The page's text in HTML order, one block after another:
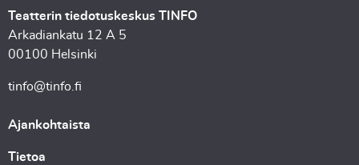
Teatterin tiedotuskeskus TINFO
Arkadiankatu 12 A 5
00100 Helsinki
tinfo@tinfo.fi
Ajankohtaista
Tietoa